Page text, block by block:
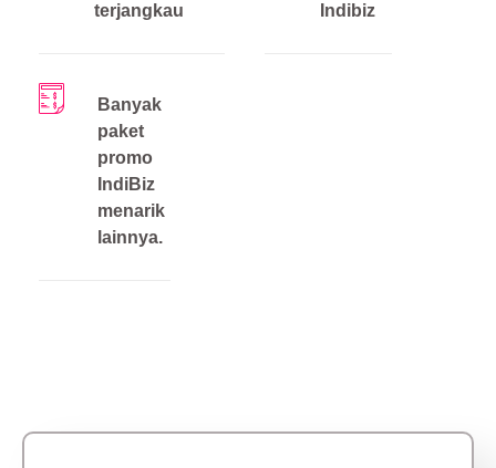
terjangkau
Indibiz
Banyak
paket
promo
IndiBiz
menarik
lainnya.